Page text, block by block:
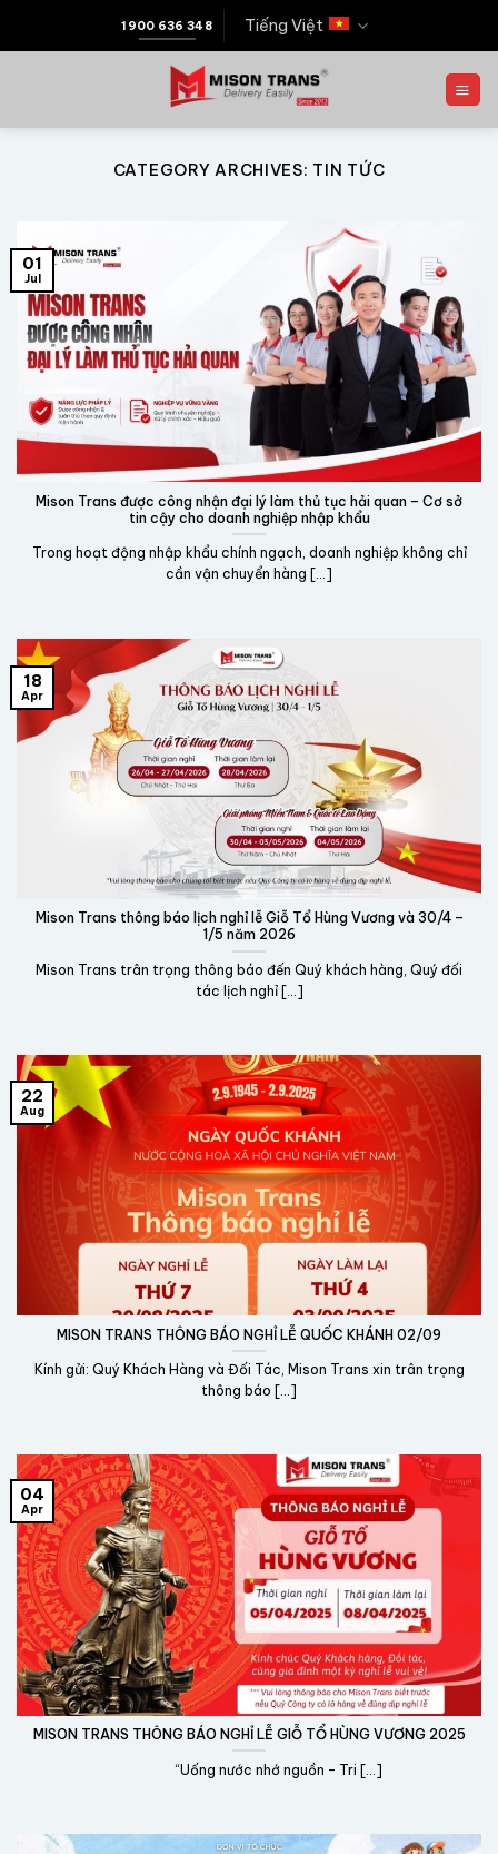
1900 636 348 Tiếng Việt
CATEGORY ARCHIVES: TIN TỨC
Mison Trans được công nhận đại lý làm thủ tục hải quan – Cơ sở
tin cậy cho doanh nghiệp nhập khẩu
Trong hoạt động nhập khẩu chính ngạch, doanh nghiệp không chỉ
cần vận chuyển hàng [...]
01
Jul
Mison Trans thông báo lịch nghỉ lễ Giỗ Tổ Hùng Vương và 30/4 –
1/5 năm 2026
Mison Trans trân trọng thông báo đến Quý khách hàng, Quý đối
tác lịch nghỉ [...]
18
Apr
MISON TRANS THÔNG BÁO NGHỈ LỄ QUỐC KHÁNH 02/09
Kính gửi: Quý Khách Hàng và Đối Tác, Mison Trans xin trân trọng
thông báo [...]
22
Aug
MISON TRANS THÔNG BÁO NGHỈ LỄ GIỖ TỔ HÙNG VƯƠNG 2025
“Uống nước nhớ nguồn – Tri [...]
04
Apr